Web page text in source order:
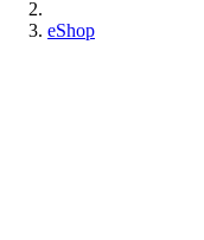
eShop